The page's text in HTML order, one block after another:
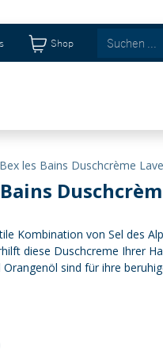
Shop
Bex les Bains Duschcrème
Kombination von Sel des
diese Duschcreme Ihrer
Orangenöl sind für ihre